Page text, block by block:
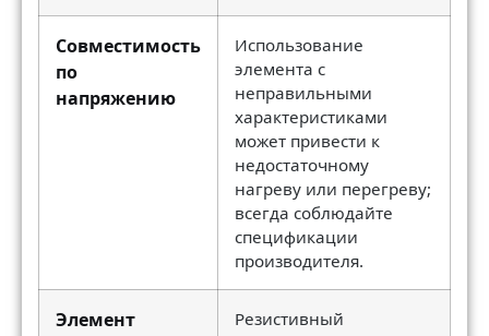
Совместимость
по
напряжению
Использование
элемента с
неправильными
характеристиками
может привести к
недостаточному
нагреву или перегреву;
всегда соблюдайте
спецификации
производителя.
Элемент
Резистивный